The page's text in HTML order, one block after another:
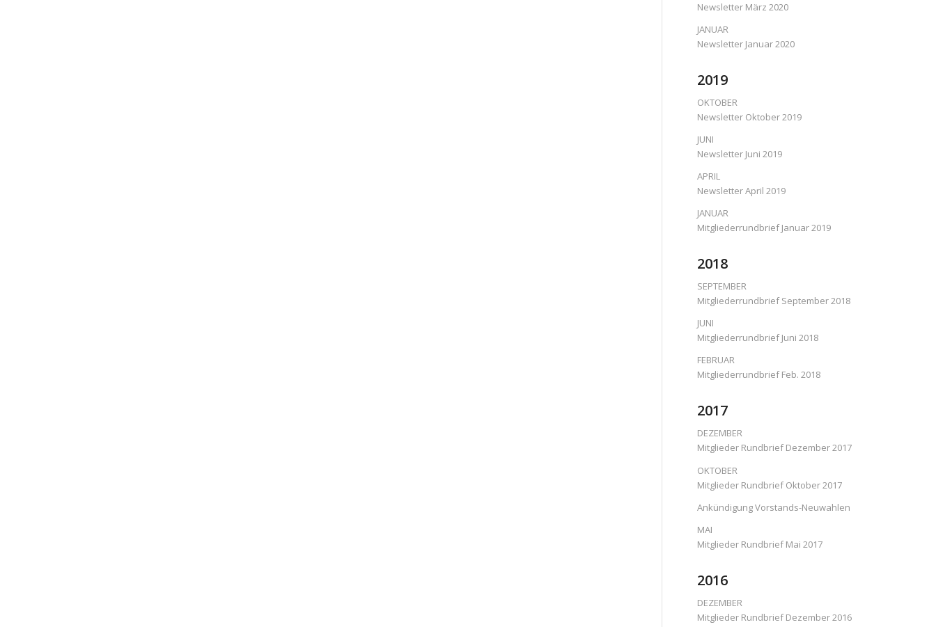
Newsletter März 2020
JANUAR
Newsletter Januar 2020
2019
OKTOBER
Newsletter Oktober 2019
JUNI
Newsletter Juni 2019
APRIL
Newsletter April 2019
JANUAR
Mitgliederrundbrief Januar 2019
2018
SEPTEMBER
Mitgliederrundbrief September 2018
JUNI
Mitgliederrundbrief Juni 2018
FEBRUAR
Mitgliederrundbrief Feb. 2018
2017
DEZEMBER
Mitglieder Rundbrief Dezember 2017
OKTOBER
Mitglieder Rundbrief Oktober 2017
Ankündigung Vorstands-Neuwahlen
MAI
Mitglieder Rundbrief Mai 2017
2016
DEZEMBER
Mitglieder Rundbrief Dezember 2016